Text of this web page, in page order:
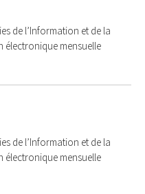
de l’Information et de la
électronique mensuelle
de l’Information et de la
électronique mensuelle